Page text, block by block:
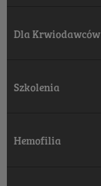
Dla Krwiodawców
Szkolenia
Hemofilia